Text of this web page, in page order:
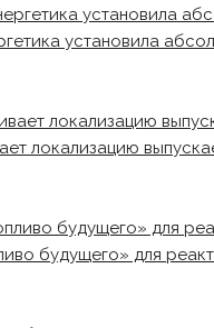
установила
локализацию
будущего» для